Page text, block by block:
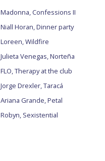
Madonna, Confessions II
Niall Horan, Dinner party
Loreen, Wildfire
Julieta Venegas, Norteña
FLO, Therapy at the club
Jorge Drexler, Taracá
Ariana Grande, Petal
Robyn, Sexistential